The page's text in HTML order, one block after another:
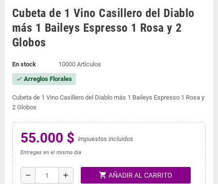
Cubeta de 1 Vino Casillero del Diablo
más 1 Baileys Espresso 1 Rosa y 2
Globos
En stock 10000 Artículos
check Arreglos Florales
Cubeta de 1 Vino Casillero del Diablo más 1 Baileys Espresso 1 Rosa y
2 Globos
55.000 $ Impuestos incluidos
Entregas en el mismo dia
remove add shopping_cart AÑADIR AL CARRITO